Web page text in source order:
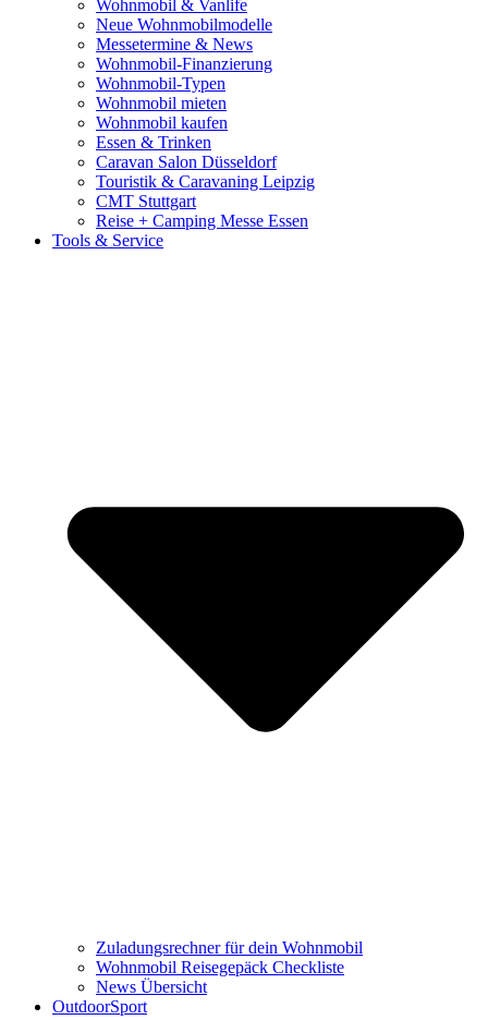
Wohnmobil & Vanlife
Neue Wohnmobilmodelle
Messetermine & News
Wohnmobil-Finanzierung
Wohnmobil-Typen
Wohnmobil mieten
Wohnmobil kaufen
Essen & Trinken
Caravan Salon Düsseldorf
Touristik & Caravaning Leipzig
CMT Stuttgart
Reise + Camping Messe Essen
Tools & Service
Zuladungsrechner für dein Wohnmobil
Wohnmobil Reisegepäck Checkliste
News Übersicht
OutdoorSport